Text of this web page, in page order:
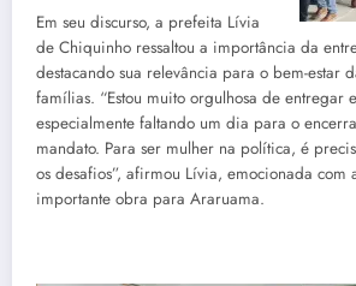
Em seu discurso, a prefeita Lívia
de Chiquinho ressaltou a importância da
destacando sua relevância para o bem-estar
famílias. “Estou muito orgulhosa de entregar
especialmente faltando um dia para o
mandato. Para ser mulher na política, é
os desafios”, afirmou Lívia, emocionada com
importante obra para Araruama.